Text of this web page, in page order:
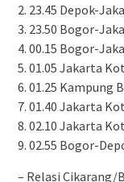
2. 23.45 Depok-
3. 23.50 Bogor-
4. 00.15 Bogor-
5. 01.05 Jakarta
6. 01.25 Kampung
7. 01.40 Jakarta
8. 02.10 Jakarta
9. 02.55 Bogor-
– Relasi